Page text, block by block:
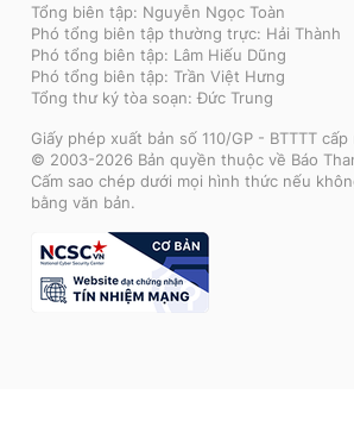
Tổng biên tập: Nguyễn Ngọc Toàn
Phó tổng biên tập thường trực: Hải Thành
Phó tổng biên tập: Lâm Hiếu Dũng
Phó tổng biên tập: Trần Việt Hưng
Tổng thư ký tòa soạn: Đức Trung
Giấy phép xuất bản số 110/GP - BTTTT
© 2003-2026 Bản quyền thuộc về Báo
Cấm sao chép dưới mọi hình thức nếu
bằng văn bản.